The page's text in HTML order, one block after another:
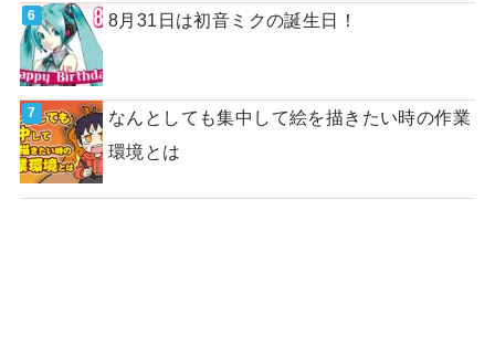
8月31日は初音ミクの誕生日！
なんとしても集中して絵を描きたい時の作業
環境とは